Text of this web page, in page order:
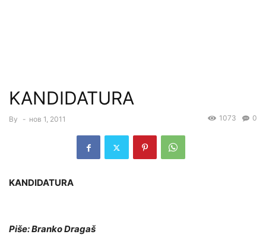
KANDIDATURA
By - нов 1, 2011 0
1073
KANDIDATURA
Piše: Branko Dragaš